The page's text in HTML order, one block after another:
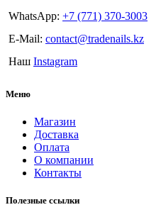
WhatsApp: +7 (771) 370-3003
E-Mail: contact@tradenails.kz
Наш Instagram
Меню
Магазин
Доставка
Оплата
О компании
Контакты
Полезные ссылки